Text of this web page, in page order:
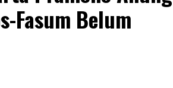
Fasum Belum